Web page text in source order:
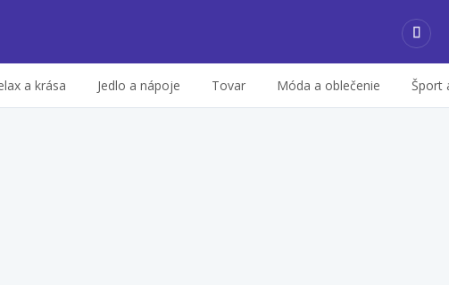
a krása Jedlo a nápoje Tovar Móda a oblečenie Šport